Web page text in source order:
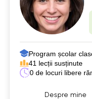
Program școlar
41 lecții susținute
0 de locuri libere
Despre mine